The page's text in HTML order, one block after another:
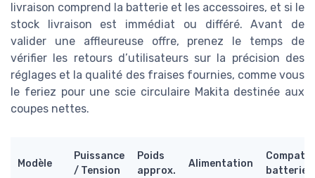
livraison comprend la batterie et les accessoires, et si le
stock livraison est immédiat ou différé. Avant de
valider une affleureuse offre, prenez le temps de
vérifier les retours d’utilisateurs sur la précision des
réglages et la qualité des fraises fournies, comme vous
le feriez pour une scie circulaire Makita destinée aux
coupes nettes.
Modèle
Puissance
/ Tension
Poids
approx.
Alimentation
batterie